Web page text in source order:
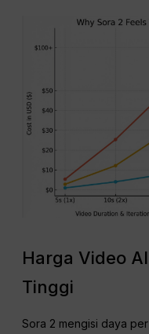
Harga Video
Tinggi
Sora 2 mengisi daya